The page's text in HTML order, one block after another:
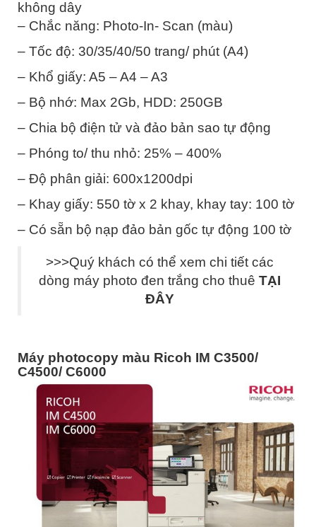
không dây
– Chắc năng: Photo-In- Scan (màu)
– Tốc độ: 30/35/40/50 trang/ phút (A4)
– Khổ giấy: A5 – A4 – A3
– Bộ nhớ: Max 2Gb, HDD: 250GB
– Chia bộ điện tử và đảo bản sao tự động
– Phóng to/ thu nhỏ: 25% – 400%
– Độ phân giải: 600x1200dpi
– Khay giấy: 550 tờ x 2 khay, khay tay: 100 tờ
– Có sẵn bộ nạp đảo bản gốc tự động 100 tờ
>>>Quý khách có thể xem chi tiết các
dòng máy photo đen trắng cho thuê TẠI
ĐÂY
Máy photocopy màu Ricoh IM C3500/
C4500/ C6000